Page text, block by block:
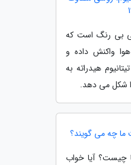
بی رنگ است که
واکنش داده و
هیدراته به
شکل می دهد.
ما چه می گویند؟
چیست؟ آیا خواب